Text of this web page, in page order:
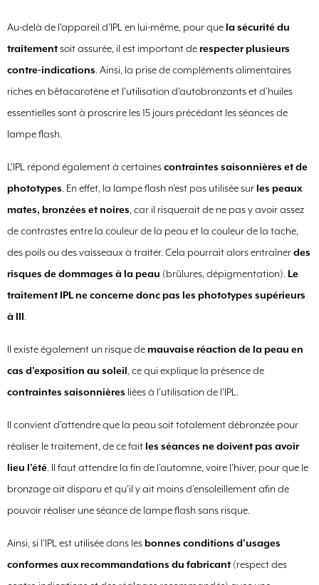
Au-delà de l’appareil d’IPL en lui-même, pour que la sécurité du
traitementsoit assurée, il est important de respecter plusieurs
contre-indications. Ainsi, la prise de compléments alimentaires
riches en bêtacarotène et l’utilisation d’autobronzants et d’huiles
essentielles sont à proscrire les 15 jours précédant les séances de
lampe flash.
L’IPL répond également à certainescontraintes saisonnières et de
phototypes. En effet, la lampe flash n’est pas utilisée sur les peaux
mates, bronzées et noires, car il risquerait de ne pas y avoir assez
de contrastes entre la couleur de la peau et la couleur de la tache,
des poils ou des vaisseaux à traiter. Cela pourrait alors entraînerdes
risques de dommages à la peau (brûlures, dépigmentation). Le
traitement IPL ne concerne donc pas les phototypes supérieurs
à III .
Il existe également un risque de mauvaise réaction de la peau en
cas d’exposition au soleil , ce qui explique la présence de
contraintes saisonnières liées à l’utilisation de l’IPL.
Il convient d’attendre que la peau soit totalement débronzée pour
réaliser le traitement, de ce fait les séances ne doivent pas avoir
lieu l’été. Il faut attendre la fin de l’automne, voire l’hiver, pour que le
bronzage ait disparu et qu’il y ait moins d’ensoleillement afin de
pouvoir réaliser une séance de lampe flash sans risque.
Ainsi, si l’IPL est utilisée dans les bonnes conditions d’usages
conformes aux recommandations du fabricant (respect des